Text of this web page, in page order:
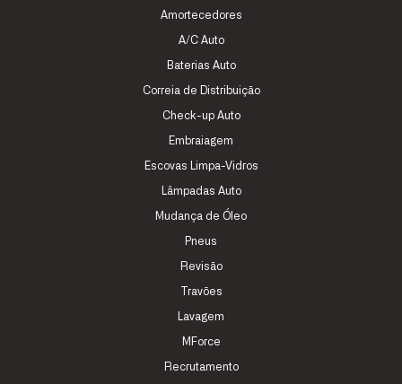
Amortecedores
A/C Auto
Baterias Auto
Correia de Distribuição
Check-up Auto
Embraiagem
Escovas Limpa-Vidros
Lâmpadas Auto
Mudança de Óleo
Pneus
Revisão
Travões
Lavagem
MForce
Recrutamento